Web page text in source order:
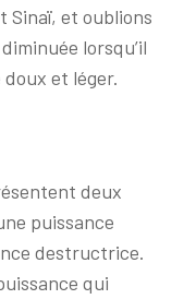
Sinaï, et oublions
lorsqu’il
doux et léger.
deux
puissance
destructrice.
qui